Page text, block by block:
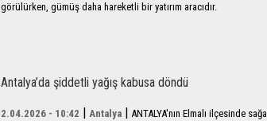
görülürken, gümüş daha hareketli bir yatırım aracıdır.
Antalya’da şiddetli yağış kabusa döndü
2.04.2026 - 10:42 | Antalya | ANTALYA'nın Elmalı ilçesinde